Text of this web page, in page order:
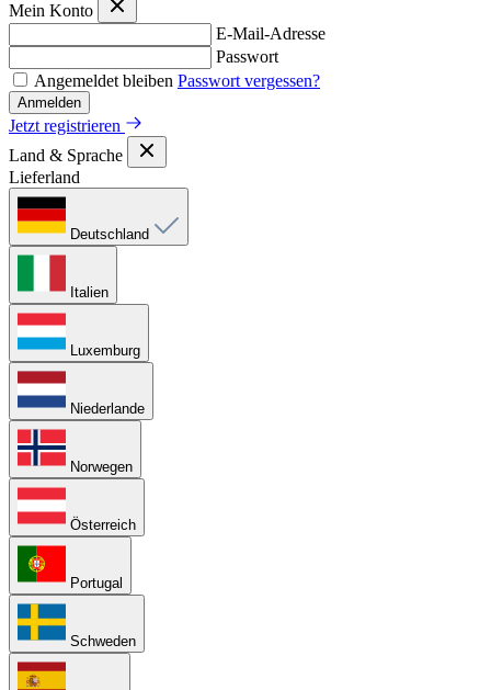
Mein Konto
E-Mail-Adresse
Passwort
Angemeldet bleiben Passwort vergessen?
Anmelden
Jetzt registrieren
Land & Sprache
Lieferland
Deutschland
Italien
Luxemburg
Niederlande
Norwegen
Österreich
Portugal
Schweden